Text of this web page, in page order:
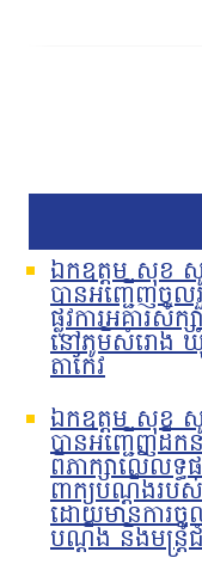
ឯកឧត្តម សុខ សូក
បានអញ្ជើញចូល
ផ្លូវការអគារ
នៅភូមិសំរោង ឃុំ
តាកែវ
ឯកឧត្តម សុខ សូក
បានអញ្ជើញដឹក
ពិភាក្សាលើលទ្ធ
ពាក្យបណ្ដឹងរបស់
ដោយមានការចូ
បណ្ដឹង និងមន្រ្